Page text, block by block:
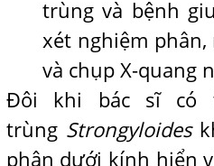
trùng và bệnh
xét nghiệm
và chụp X-quang
Đôi khi bác sĩ có
trùng Strongyloides
phân dưới kính hiển